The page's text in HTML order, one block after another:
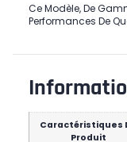
Ce Modèle, De
Performances De
Caractéristiques
Produit